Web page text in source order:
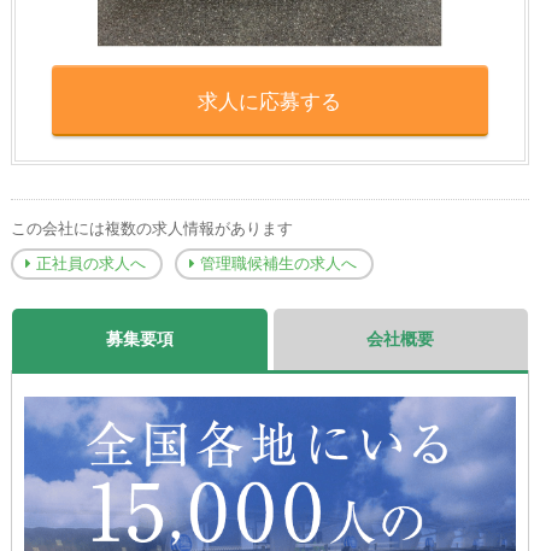
求人に応募する
この会社には複数の求人情報があります
正社員の求人へ 管理職候補生の求人へ
募集要項 会社概要